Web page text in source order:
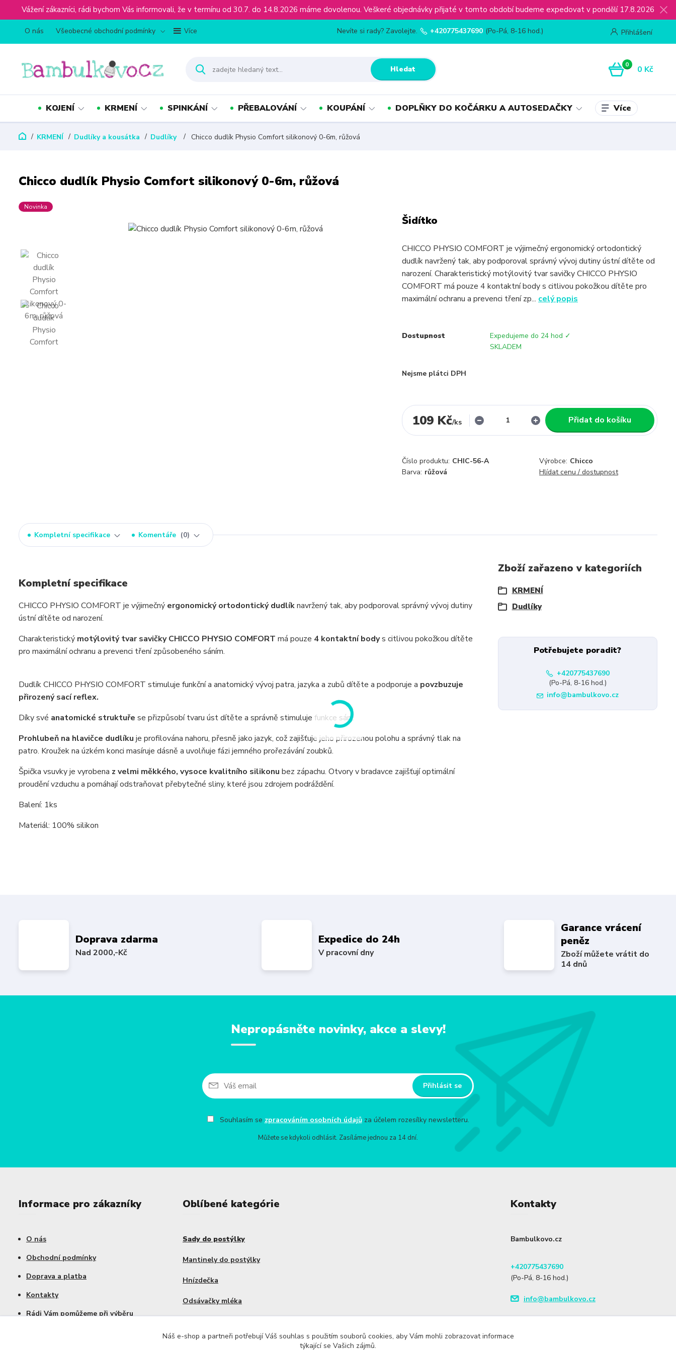
Vážení zákazníci, rádi bychom Vás informovali, že v termínu od 30.7. do 14.8.2026 máme dovolenou. Veškeré objednávky přijaté v tomto období budeme expedovat v pondělí 17.8.2026
O nás Všeobecné obchodní podmínky Více Přihlášení
Hledat
Nevíte si rady? Zavolejte. +420775437690 (Po-Pá, 8-16 hod.)
0 0 Kč
KOJENÍ KRMENÍ SPINKÁNÍ PŘEBALOVÁNÍ KOUPÁNÍ DOPLŇKY DO KOČÁRKU A AUTOSEDAČKY Více
KRMENÍ Dudlíky a kousátka Dudlíky Chicco dudlík Physio Comfort silikonový 0-6m, růžová
Chicco dudlík Physio Comfort silikonový 0-6m, růžová
Novinka
Šidítko
CHICCO PHYSIO COMFORT je výjimečný ergonomický ortodontický
dudlík navržený tak, aby podporoval správný vývoj dutiny ústní dítěte od
narození. Charakteristický motýlovitý tvar savičky CHICCO PHYSIO
COMFORT má pouze 4 kontaktní body s citlivou pokožkou dítěte pro
maximální ochranu a prevenci tření zp... celý popis
Dostupnost
Expedujeme do 24 hod ✓
SKLADEM
Nejsme plátci DPH
109 Kč/ks Přidat do košíku
Číslo produktu: CHIC-56-A Výrobce: Chicco
Barva: růžová Hlídat cenu / dostupnost
Kompletní specifikace Komentáře 0
Kompletní specifikace
CHICCO PHYSIO COMFORT je výjimečný ergonomický ortodontický dudlíknavržený tak, aby podporoval správný vývoj dutiny
ústní dítěte od narození.
Charakteristický motýlovitý tvar savičky CHICCO PHYSIO COMFORT má pouze 4 kontaktní bodys citlivou pokožkou dítěte
pro maximální ochranu a prevenci tření způsobeného sáním.
Dudlík CHICCO PHYSIO COMFORT stimuluje funkční a anatomický vývoj patra, jazyka a zubů dítěte a podporuje a povzbuzuje
přirozený sací reflex.
Díky své anatomické struktuře se přizpůsobí tvaru úst dítěte a správně stimuluje funkce sání.
Prohlubeň na hlavičce dudlíku je profilována nahoru, přesně jako jazyk, což zajišťuje jeho přirozenou polohu a správný tlak na
patro. Kroužek na úzkém konci masíruje dásně a uvolňuje fázi jemného prořezávání zoubků.
Špička vsuvky je vyrobena z velmi měkkého, vysoce kvalitního silikonu bez zápachu. Otvory v bradavce zajišťují optimální
proudění vzduchu a pomáhají odstraňovat přebytečné sliny, které jsou zdrojem podráždění.
Balení: 1ks
Materiál: 100% silikon
Zboží zařazeno v kategoriích
KRMENÍ
Dudlíky
Potřebujete poradit?
+420775437690
(Po-Pá, 8-16 hod.)
info@bambulkovo.cz
Doprava zdarma
Nad 2000,-Kč
Expedice do 24h
V pracovní dny
Garance vrácení
peněz
Zboží můžete vrátit do
14 dnů
Nepropásněte novinky, akce a slevy!
Přihlásit se
Souhlasím se zpracováním osobních údajůza účelem rozesílky newsletteru.
Můžete se kdykoli odhlásit. Zasíláme jednou za 14 dní.
Informace pro zákazníky
O nás
Obchodní podmínky
Doprava a platba
Kontakty
Rádi Vám pomůžeme při výběru
Oblíbené kategórie
Sady do postýlky
Mantinely do postýlky
Hnízdečka
Odsávačky mléka
Kontakty
Bambulkovo.cz
+420775437690
(Po-Pá, 8-16 hod.)
info@bambulkovo.cz
Náš e-shop a partneři potřebují Váš souhlas s použitím souborů cookies, aby Vám mohli zobrazovat informace
týkající se Vašich zájmů.